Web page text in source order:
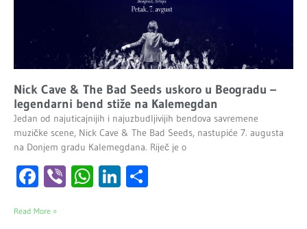
Nick Cave & The Bad Seeds uskoro u Beogradu –
legendarni bend stiže na Kalemegdan
Jedan od najuticajnijih i najuzbudljivijih bendova savremene
muzičke scene, Nick Cave & The Bad Seeds, nastupiće 7. augusta
na Donjem gradu Kalemegdana. Riječ je o
Facebook
ViberWhatsApp
LinkedIn
Read More »